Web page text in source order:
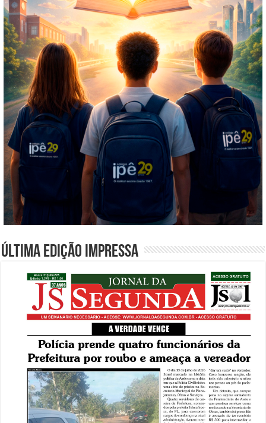
Última edição impressa